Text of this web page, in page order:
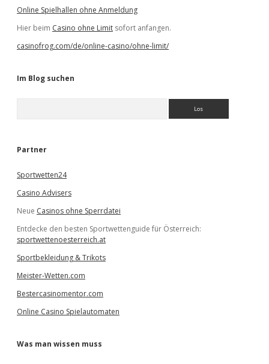
Online Spielhallen ohne Anmeldung
Hier beim Casino ohne Limit sofort anfangen.
casinofrog.com/de/online-casino/ohne-limit/
Im Blog suchen
e
Partner
Sportwetten24
Casino Advisers
Neue Casinos ohne Sperrdatei
Entdecke den besten Sportwettenguide für Österreich:
sportwettenoesterreich.at
Sportbekleidung & Trikots
Meister-Wetten.com
Bestercasinomentor.com
Online Casino Spielautomaten
Was man wissen muss